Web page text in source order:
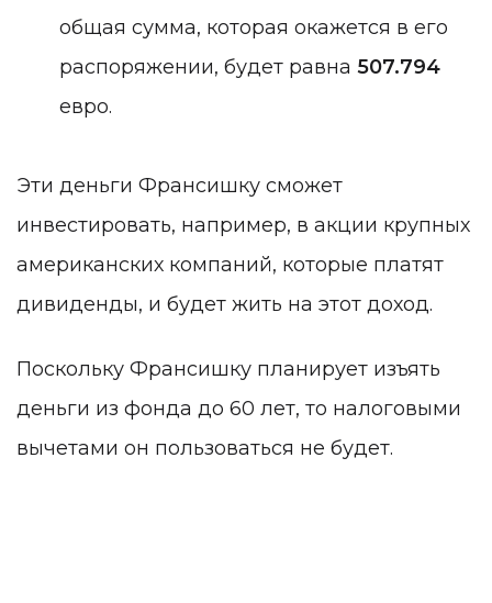
общая сумма, которая окажется в его
распоряжении, будет равна 507.794
евро.
Эти деньги Франсишку сможет
инвестировать, например, в акции крупных
американских компаний, которые платят
дивиденды, и будет жить на этот доход.
Поскольку Франсишку планирует изъять
деньги из фонда до 60 лет, то налоговыми
вычетами он пользоваться не будет.